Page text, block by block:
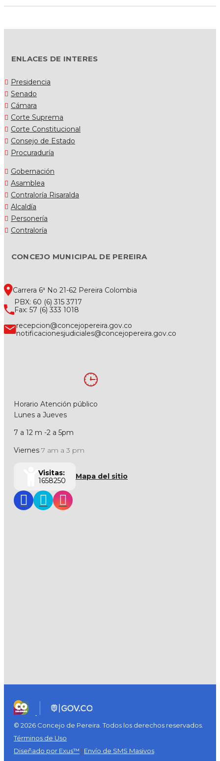
ENLACES DE INTERES
Presidencia
Senado
Cámara
Corte Suprema
Corte Constitucional
Consejo de Estado
Procuraduría
Gobernación
Asamblea
Contraloría Risaralda
Alcaldía
Personería
Contraloría
CONCEJO MUNICIPAL DE PEREIRA
Carrera 6ª No 21-62 Pereira Colombia
PBX: 60 (6) 315 3717
Fax: 57 (6) 333 1018
recepcion@concejopereira.gov.co
notificacionesjudiciales@concejopereira.gov.co
Horario Atención público
Lunes a Jueves
7 a 12 m -2 a 5pm
Viernes 7 am a 3 pm
Visitas:
1658250
Mapa del sitio
© 2026 Concejo de Pereira. Todos los derechos reservados.
Términos de Uso
Diseñado por Exus™ | Envío de SMS Masivos